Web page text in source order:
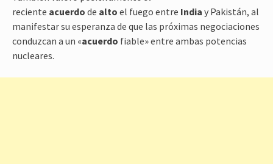
reciente acuerdo de alto el fuego entre India y Pakistán, al
manifestar su esperanza de que las próximas negociaciones
conduzcan a un «acuerdo fiable» entre ambas potencias
nucleares.